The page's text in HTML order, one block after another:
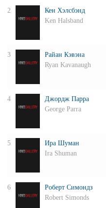
2
Кен Хэлсбэнд
Ken Halsband
3
Райан Кэвэна
Ryan Kavanaugh
4
Джордж Парра
George Parra
5
Ира Шуман
Ira Shuman
6
Роберт Симондз
Robert Simonds